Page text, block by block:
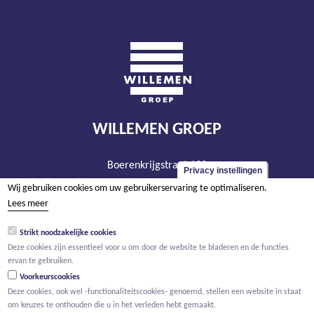
WILLEMEN GROEP
Boerenkrijgstraat 133
BE - 2800 Mechelen
BTW BE 0466.256.432
Privacy instellingen
Wij gebruiken cookies om uw gebruikerservaring te optimaliseren.
Lees meer
Strikt noodzakelijke cookies
Deze cookies zijn essentieel voor u om door de website te bladeren en de functies
ervan te gebruiken.
Voorkeurscookies
Deze cookies, ook wel -functionaliteitscookies- genoemd, stellen een website in staat
om keuzes te onthouden die u in het verleden hebt gemaakt.